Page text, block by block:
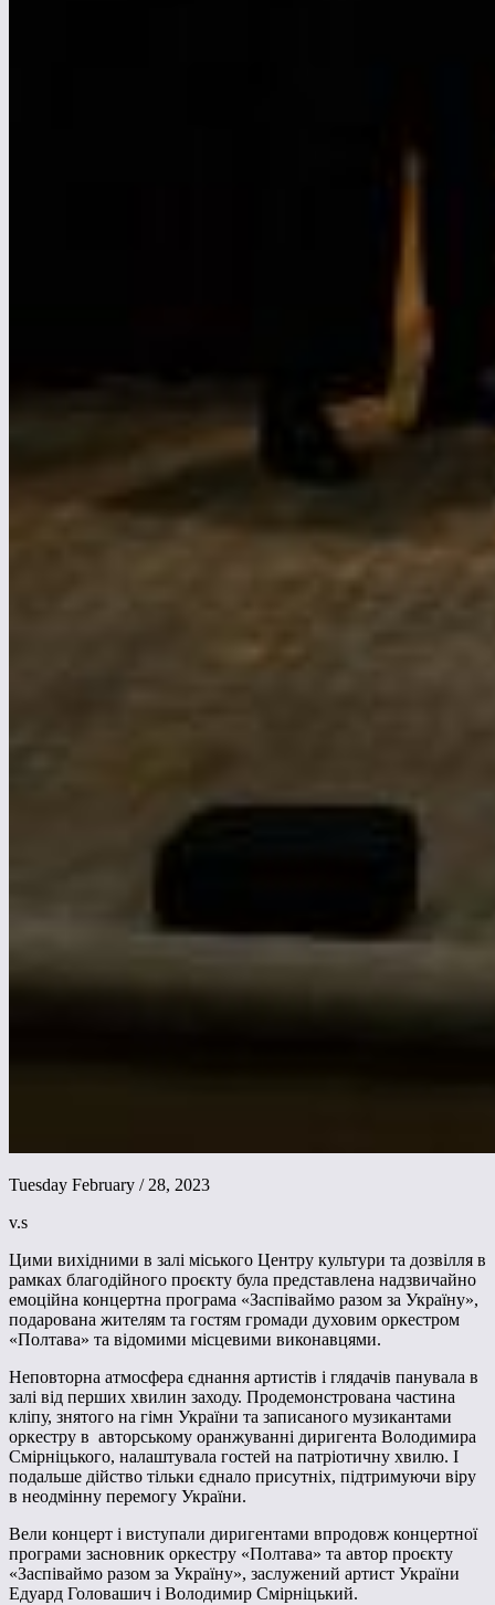
Tuesday February / 28, 2023
v.s
Цими вихідними в залі міського Центру культури та дозвілля в
рамках благодійного проєкту була представлена надзвичайно
емоційна концертна програма «Заспіваймо разом за Україну»,
подарована жителям та гостям громади духовим оркестром
«Полтава» та відомими місцевими виконавцями.
Неповторна атмосфера єднання артистів і глядачів панувала в
залі від перших хвилин заходу. Продемонстрована частина
кліпу, знятого на гімн України та записаного музикантами
оркестру в авторському оранжуванні диригента Володимира
Смірніцького, налаштувала гостей на патріотичну хвилю. І
подальше дійство тільки єднало присутніх, підтримуючи віру
в неодмінну перемогу України.
Вели концерт і виступали диригентами впродовж концертної
програми засновник оркестру «Полтава» та автор проєкту
«Заспіваймо разом за Україну», заслужений артист України
Едуард Головашич і Володимир Смірніцький.